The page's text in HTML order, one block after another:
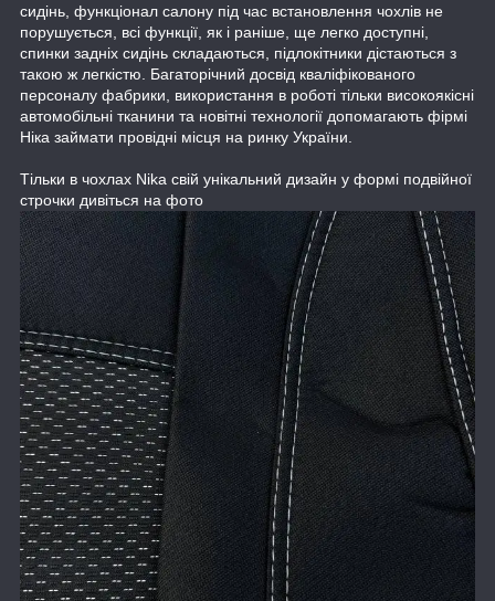
сидінь, функціонал салону під час встановлення чохлів не
порушується, всі функції, як і раніше, ще легко доступні,
спинки задніх сидінь складаються, підлокітники дістаються з
такою ж легкістю. Багаторічний досвід кваліфікованого
персоналу фабрики, використання в роботі тільки високоякісні
автомобільні тканини та новітні технології допомагають фірмі
Ніка займати провідні місця на ринку України.
Тільки в чохлах Nika свій унікальний дизайн у формі подвійної
строчки дивіться на фото